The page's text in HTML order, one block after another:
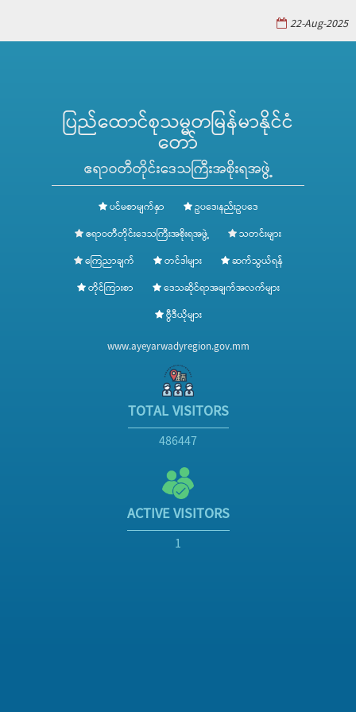
22-Aug-2025
ပြည်ထောင်စုသမ္မတမြန်မာနိုင်ငံ
တော်
ဧရာဝတီတိုင်းဒေသကြီးအစိုးရအဖွဲ့
ပင်မစာမျက်နှာ
ဥပဒေ၊နည်းဥပဒေ
ဧရာဝတီတိုင်းဒေသကြီးအစိုးရအဖွဲ့
သတင်းများ
ကြေညာချက်
တင်ဒါများ
ဆက်သွယ်ရန်
တိုင်ကြားစာ
ဒေသဆိုင်ရာအချက်အလက်များ
ဗွီဒီယိုများ
www.ayeyarwadyregion.gov.mm
TOTAL VISITORS
486447
ACTIVE VISITORS
1